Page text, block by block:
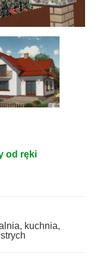
od ręki
kuchnia,